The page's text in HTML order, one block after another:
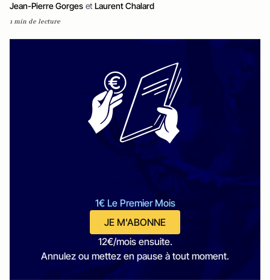
Jean-Pierre Gorges et Laurent Chalard
1 min de lecture
1€ Le Premier Mois
JE M'ABONNE
12€/mois ensuite.
Annulez ou mettez en pause à tout moment.